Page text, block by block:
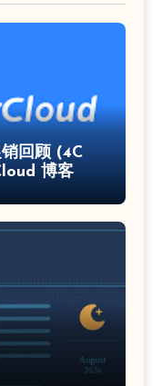
回顾 (4C
博客